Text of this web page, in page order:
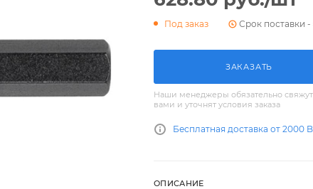
Под заказ Срок поставки -
ЗАКАЗАТЬ
Наши менеджеры обязательно
вами и уточнят условия заказа
Бесплатная доставка от 2000
ОПИСАНИЕ